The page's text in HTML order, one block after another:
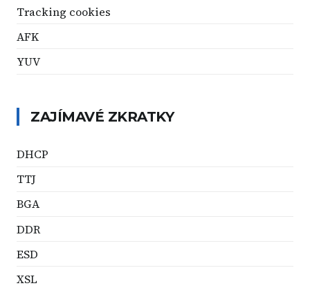
Tracking cookies
AFK
YUV
ZAJÍMAVÉ ZKRATKY
DHCP
TTJ
BGA
DDR
ESD
XSL